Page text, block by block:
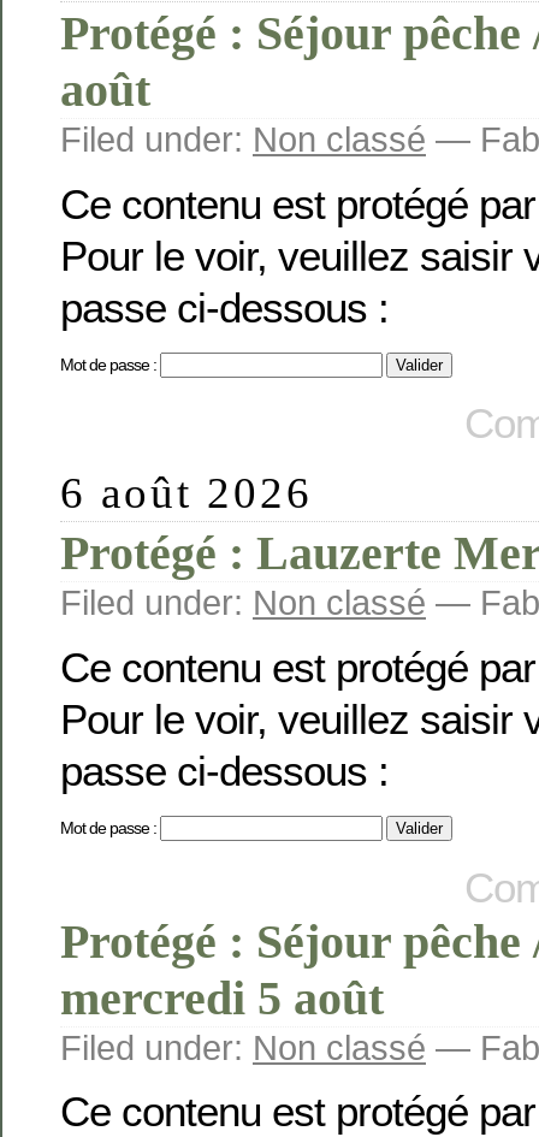
Protégé : Séjour
août
Filed under: Non classé —
Ce contenu est protégé
Pour le voir, veuillez saisir
passe ci-dessous :
Mot de passe :
6 août 2026
Protégé : Lauzerte
Filed under: Non classé —
Ce contenu est protégé
Pour le voir, veuillez saisir
passe ci-dessous :
Mot de passe :
Protégé : Séjour pêche
mercredi 5 août
Filed under: Non classé —
Ce contenu est protégé